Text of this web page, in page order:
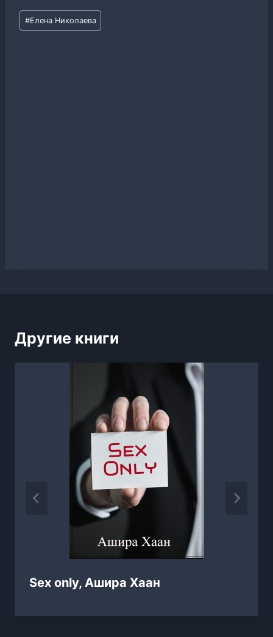
Метки
записи:
#Елена Николаева
Другие книги
Sex only, Ашира Хаан